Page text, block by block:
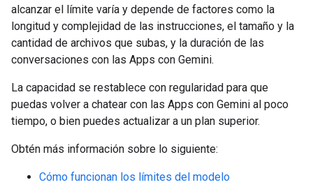
alcanzar el límite varía y depende de factores como la
longitud y complejidad de las instrucciones, el tamaño y la
cantidad de archivos que subas, y la duración de las
conversaciones con las Apps con Gemini.
La capacidad se restablece con regularidad para que
puedas volver a chatear con las Apps con Gemini al poco
tiempo, o bien puedes actualizar a un plan superior.
Obtén más información sobre lo siguiente:
Cómo funcionan los límites del modelo